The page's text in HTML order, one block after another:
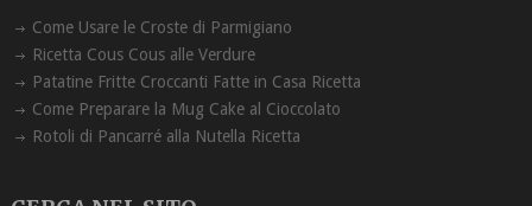
Come Usare le Croste di Parmigiano
Ricetta Cous Cous alle Verdure
Patatine Fritte Croccanti Fatte in Casa Ricetta
Come Preparare la Mug Cake al Cioccolato
Rotoli di Pancarré alla Nutella Ricetta